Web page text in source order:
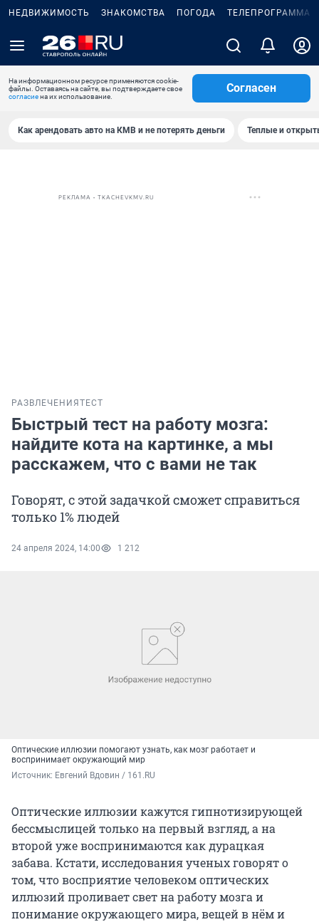
НЕДВИЖИМОСТЬ ЗНАКОМСТВА ПОГОДА ТЕЛЕПРОГРАММА
На информационном ресурсе применяются cookie-
файлы. Оставаясь на сайте, вы подтверждаете свое
согласиена их использование.
Согласен
Как арендовать авто на КМВ и не потерять деньги Теплые и
РЕКЛАМА • TKACHEVKMV.RU
РАЗВЛЕЧЕНИЯ ТЕСТ
Быстрый тест на работу мозга:
найдите кота на картинке, а мы
расскажем, что с вами не так
Говорят, с этой задачкой сможет справиться
только 1% людей
24 апреля 2024, 14:00 1 212
Оптические иллюзии помогают узнать, как мозг работает и
воспринимает окружающий мир
Источник: Евгений Вдовин / 161.RU
Оптические иллюзии кажутся гипнотизирующей
бессмыслицей только на первый взгляд, а на
второй уже воспринимаются как дурацкая
забава. Кстати, исследования ученых говорят о
том, что восприятие человеком оптических
иллюзий проливает свет на работу мозга и
понимание окружающего мира, вещей в нём и